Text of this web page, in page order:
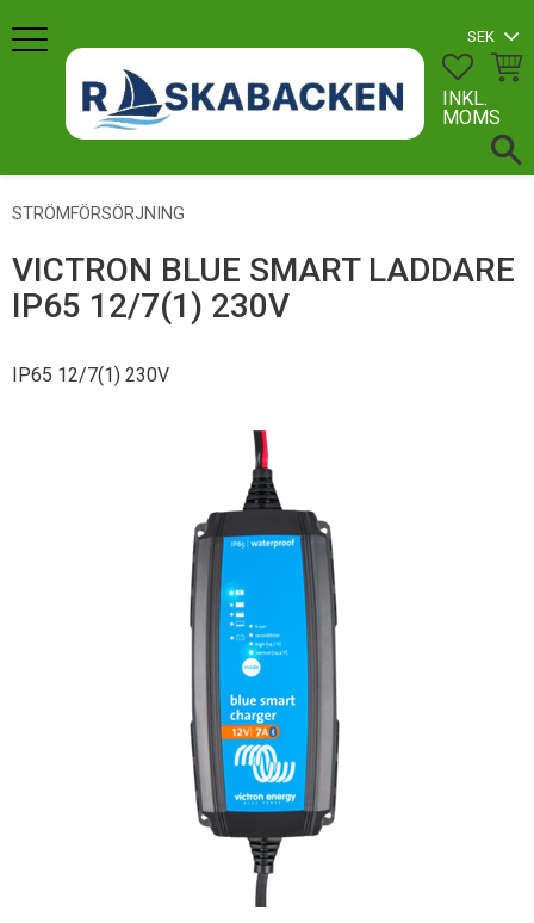
Meny
INKL.
MOMS
STRÖMFÖRSÖRJNING
VICTRON BLUE SMART LADDARE
IP65 12/7(1) 230V
IP65 12/7(1) 230V